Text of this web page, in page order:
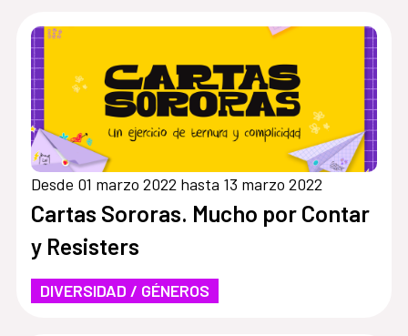
Desde 01 marzo 2022 hasta 13 marzo 2022
Cartas Sororas. Mucho por Contar
y Resisters
DIVERSIDAD / GÉNEROS